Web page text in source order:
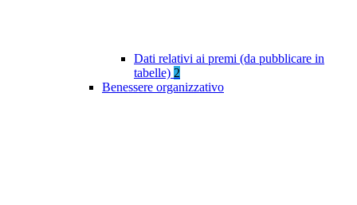
Dati relativi ai premi (da pubblicare in
tabelle) 2
Benessere organizzativo